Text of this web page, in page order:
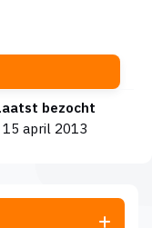
Laatst bezocht
15 april 2013